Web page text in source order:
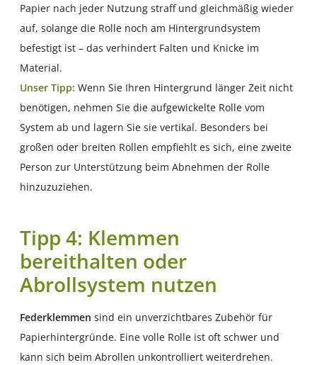
Papier nach jeder Nutzung straff und gleichmäßig wieder
auf, solange die Rolle noch am Hintergrundsystem
befestigt ist – das verhindert Falten und Knicke im
Material.
Unser Tipp: Wenn Sie Ihren Hintergrund länger Zeit nicht
benötigen, nehmen Sie die aufgewickelte Rolle vom
System ab und lagern Sie sie vertikal. Besonders bei
großen oder breiten Rollen empfiehlt es sich, eine zweite
Person zur Unterstützung beim Abnehmen der Rolle
hinzuzuziehen.
Tipp 4: Klemmen
bereithalten oder
Abrollsystem nutzen
Federklemmen sind ein unverzichtbares Zubehör für
Papierhintergründe. Eine volle Rolle ist oft schwer und
kann sich beim Abrollen unkontrolliert weiterdrehen.